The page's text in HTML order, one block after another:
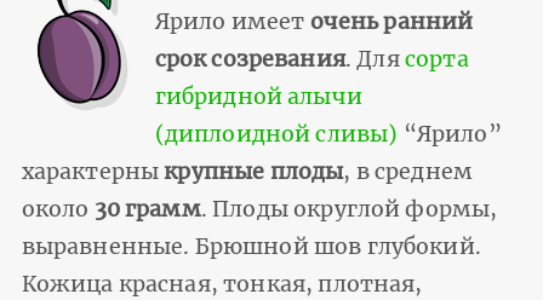
Ярило имеет очень ранний
срок созревания. Длясорта
гибридной алычи
(диплоидной сливы) “Ярило”
характерныкрупные плоды, в среднем
около 30 грамм. Плоды округлой формы,
выравненные. Брюшной шов глубокий.
Кожица красная, тонкая, плотная,